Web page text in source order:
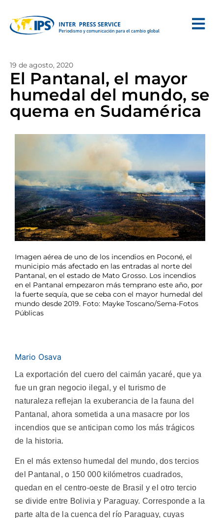
19 de agosto, 2020
El Pantanal, el mayor
humedal del mundo, se
quema en Sudamérica
Imagen aérea de uno de los incendios en Poconé, el
municipio más afectado en las entradas al norte del
Pantanal, en el estado de Mato Grosso. Los incendios
en el Pantanal empezaron más temprano este año, por
la fuerte sequía, que se ceba con el mayor humedal del
mundo desde 2019. Foto: Mayke Toscano/Sema-Fotos
Públicas
Mario Osava
La exportación del cuero del caimán yacaré, que ya
fue un gran negocio ilegal, y el turismo de
naturaleza reflejan la exuberancia de la fauna del
Pantanal, ahora sometida a una masacre por los
incendios que se anticipan como los más trágicos
de la historia.
En el más extenso humedal del mundo, dos tercios
del Pantanal, o 150 000 kilómetros cuadrados,
quedan en el centro-oeste de Brasil y el otro tercio
se divide entre Bolivia y Paraguay. Corresponde a la
parte alta de la cuenca del río Paraguay, cuyas